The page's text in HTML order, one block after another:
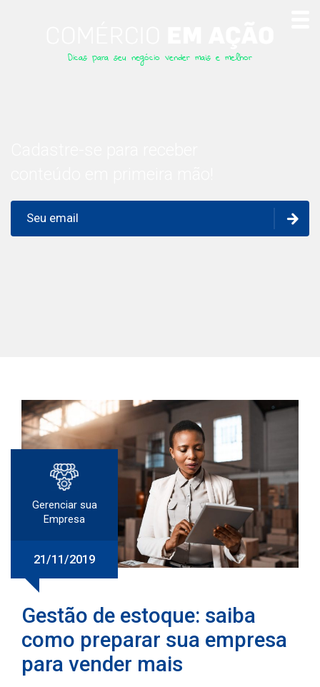
Dicas para seu negócio vender mais e melhor
Gerenciar sua
Empresa
21/11/2019
Gestão de estoque: saiba
como preparar sua empresa
para vender mais